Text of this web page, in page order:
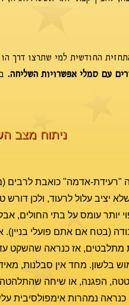
החודשית למי שתרצו דרך
עם סמלי אפשרויות השליחה.
ניתוח מצב
אדמה" כואבת לרבים
יציב עלול לרעוד, ולכן דורש
יותר עומס על בתי
(בטח אם אתם פועלי
אז כנראה שהשקט
בלשון. מחד אין סבלנות,
הפגנה, או שיחה
נמהרות אימפולסיבית